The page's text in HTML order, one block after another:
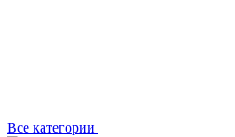
Все категории